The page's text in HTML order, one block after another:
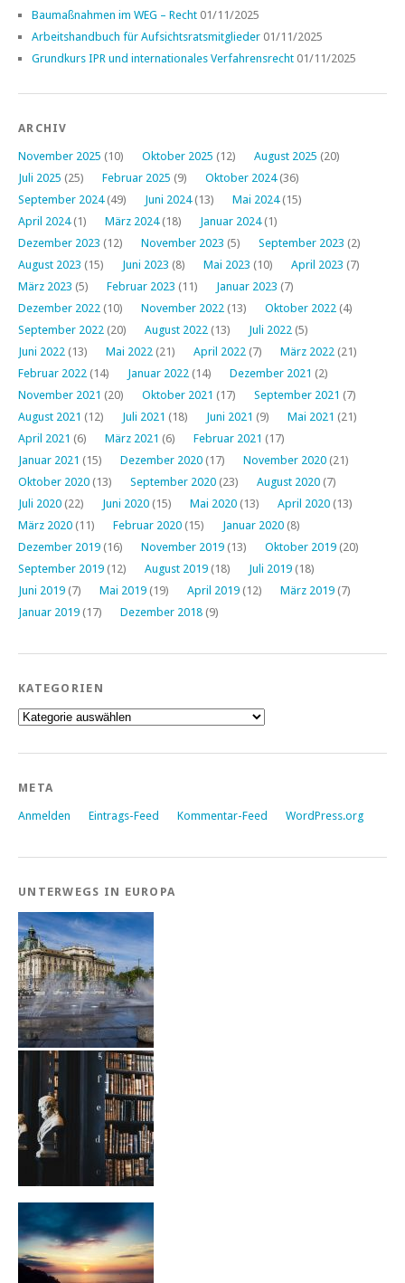
Baumaßnahmen im WEG – Recht 01/11/2025
Arbeitshandbuch für Aufsichtsratsmitglieder 01/11/2025
Grundkurs IPR und internationales Verfahrensrecht 01/11/2025
ARCHIV
November 2025 (10) Oktober 2025 (12) August 2025 (20)
Juli 2025 (25) Februar 2025 (9) Oktober 2024(36)
September 2024(49) Juni 2024(13) Mai 2024(15)
April 2024(1) März 2024(18) Januar 2024(1)
Dezember 2023 (12) November 2023 (5) September 2023 (2)
August 2023 (15) Juni 2023 (8) Mai 2023 (10) April 2023 (7)
März 2023 (5) Februar 2023 (11) Januar 2023 (7)
Dezember 2022 (10) November 2022 (13) Oktober 2022 (4)
September 2022 (20) August 2022 (13) Juli 2022 (5)
Juni 2022 (13) Mai 2022 (21) April 2022 (7) März 2022 (21)
Februar 2022 (14) Januar 2022 (14) Dezember 2021 (2)
November 2021 (20) Oktober 2021 (17) September 2021 (7)
August 2021 (12) Juli 2021 (18) Juni 2021 (9) Mai 2021 (21)
April 2021 (6) März 2021 (6) Februar 2021 (17)
Januar 2021 (15) Dezember 2020 (17) November 2020 (21)
Oktober 2020 (13) September 2020 (23) August 2020 (7)
Juli 2020 (22) Juni 2020 (15) Mai 2020 (13) April 2020 (13)
März 2020 (11) Februar 2020 (15) Januar 2020 (8)
Dezember 2019 (16) November 2019 (13) Oktober 2019 (20)
September 2019 (12) August 2019 (18) Juli 2019 (18)
Juni 2019 (7) Mai 2019 (19) April 2019 (12) März 2019 (7)
Januar 2019 (17) Dezember 2018 (9)
KATEGORIEN
Kategorien
META
Anmelden Eintrags-Feed Kommentar-Feed WordPress.org
UNTERWEGS IN EUROPA